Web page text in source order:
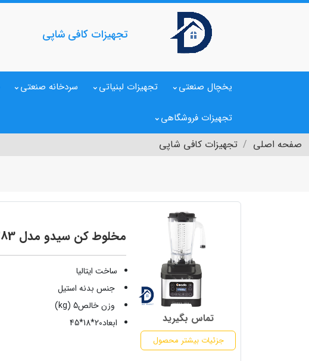
تجهیزات کافی شاپی
یخچال صنعتی تجهیزات لبنیاتی سردخانه صنعتی
تجهیزات فروشگاهی
صفحه اصلی تجهیزات کافی شاپی
تماس بگیرید
جزئیات بیشتر محصول
مخلوط کن سیدو مدل B283
ساخت ایتالیا
جنس بدنه استیل
وزن خالص5 (kg)
ابعاد20*18*45